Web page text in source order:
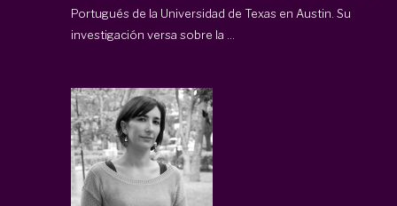
Portugués de la Universidad de Texas en Austin. Su
investigación versa sobre la ...